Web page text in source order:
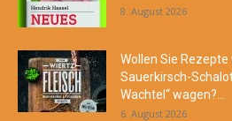
8. August 2026
Wollen Sie Rezepte
Sauerkirsch-
Wachtel“ wagen?...
6. August 2026